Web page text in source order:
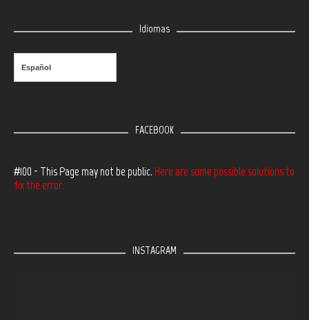
Idiomas
Español
FACEBOOK
#100 - This Page may not be public. Here are some possible solutions to
fix the error.
INSTAGRAM